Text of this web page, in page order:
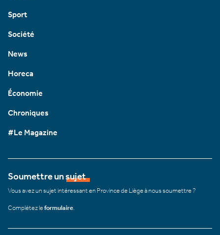
Sport
Société
News
Horeca
Économie
Chroniques
#Le Magazine
Soumettre un sujet
Vous avez un sujet intéressant en Province de Liège à nous soumettre ?
Complétez leformulaire